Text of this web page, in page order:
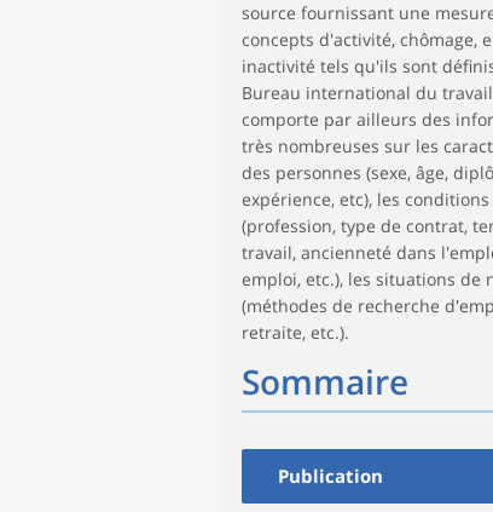
source fournissant une
concepts d'activité, chômage,
inactivité tels qu'ils sont
Bureau international du travail
comporte par ailleurs des
très nombreuses sur les
des personnes (sexe, âge,
expérience, etc), les
(profession, type de contrat,
travail, ancienneté dans
emploi, etc.), les situations de
(méthodes de recherche
retraite, etc.).
Sommaire
Publication